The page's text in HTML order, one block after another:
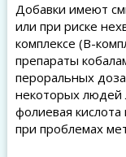
Добавки имеют
или при риске
комплексе (B-
препараты
пероральных
некоторых людей
фолиевая
при проблемах